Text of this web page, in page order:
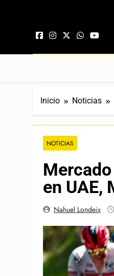
Inicio Noticias
NOTICIAS
en UAE,
Nahuel Londeix